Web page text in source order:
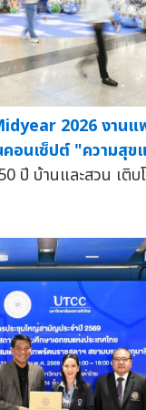
2026 งาน
คอนเซ็ปต์ "ความสุข
ปี บ้านและสวน เติ